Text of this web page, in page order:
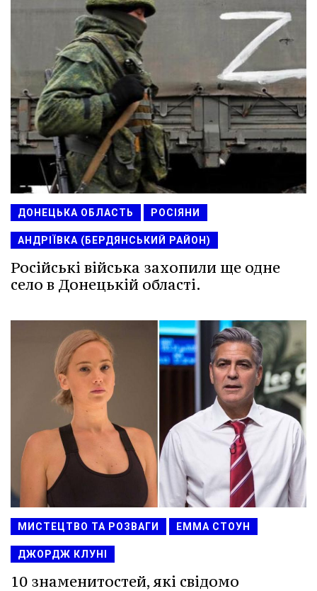
ДОНЕЦЬКА ОБЛАСТЬ РОСІЯНИ
АНДРІЇВКА (БЕРДЯНСЬКИЙ РАЙОН)
Російські війська захопили ще одне
село в Донецькій області.
МИСТЕЦТВО ТА РОЗВАГИ ЕММА СТОУН
ДЖОРДЖ КЛУНІ
10 знаменитостей, які свідомо